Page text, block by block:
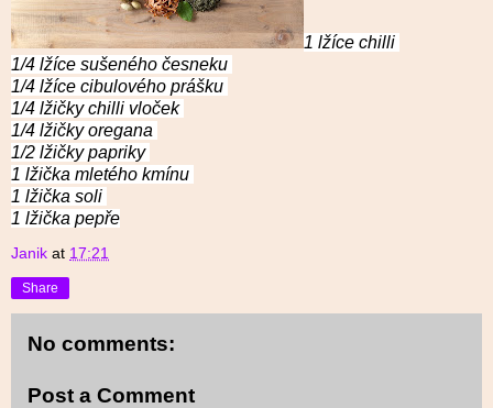
1 lžíce chilli
1/4 lžíce sušeného česneku
1/4 lžíce cibulového prášku
1/4 lžičky chilli vloček
1/4 lžičky oregana
1/2 lžičky papriky
1 lžička mletého kmínu
1 lžička soli
1 lžička pepře
Janik at 17:21
Share
No comments:
Post a Comment